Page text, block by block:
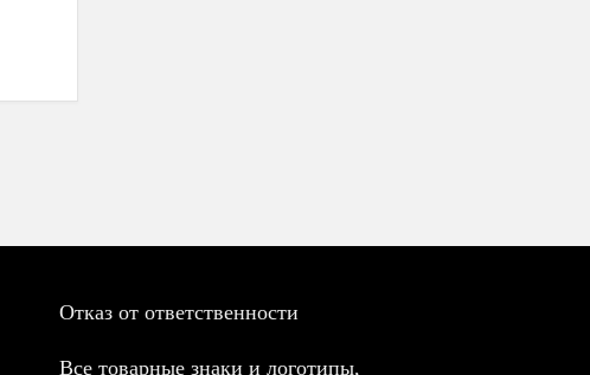
Отказ от ответственности
Все товарные знаки и логотипы,